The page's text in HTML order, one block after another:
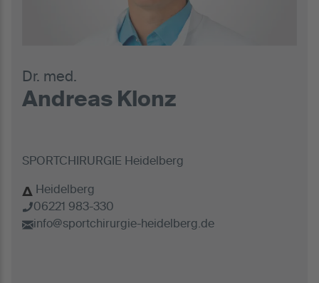
Dr. med.
Andreas Klonz
SPORTCHIRURGIE Heidelberg
Heidelberg
06221 983-330
info@sportchirurgie-heidelberg.de